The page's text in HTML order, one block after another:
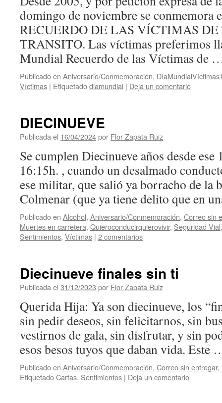
domingo de noviembre se
RECUERDO DE LAS VÍCTIMAS
TRANSITO. Las víctimas preferimos
Mundial Recuerdo de las Víctimas de
Publicado en Aniversario/Conmemoración,
Víctimas | Etiquetadodiamundial | Deja un comentario
DIECINUEVE
Publicada el 16/04/2024por Flor Zapata Ruiz
Se cumplen Diecinueve años desde ese
16:15h. , cuando un desalmado
ese militar, que salió ya borracho de la
Colmenar (que ya tiene delito que en
Publicado en Alcohol, Aniversario/Conmemoración, Correo sin
Muertes en carretera, Quieroconducirquierovivir, Seguridad Vial
Sentimientos, Víctimas | 2 comentarios
Diecinueve finales sin ti
Publicada el 31/12/2023 por Flor Zapata Ruiz
Querida Hija: Ya son diecinueve, los
sin pedir deseos, sin felicitarnos, sin
vestirnos de gala, sin disfrutar, y sin
esos besos tuyos que daban vida.
Publicado en Aniversario/Conmemoración, Correo sin entregar,
EtiquetadoCartas, Sentimientos | Deja un comentario